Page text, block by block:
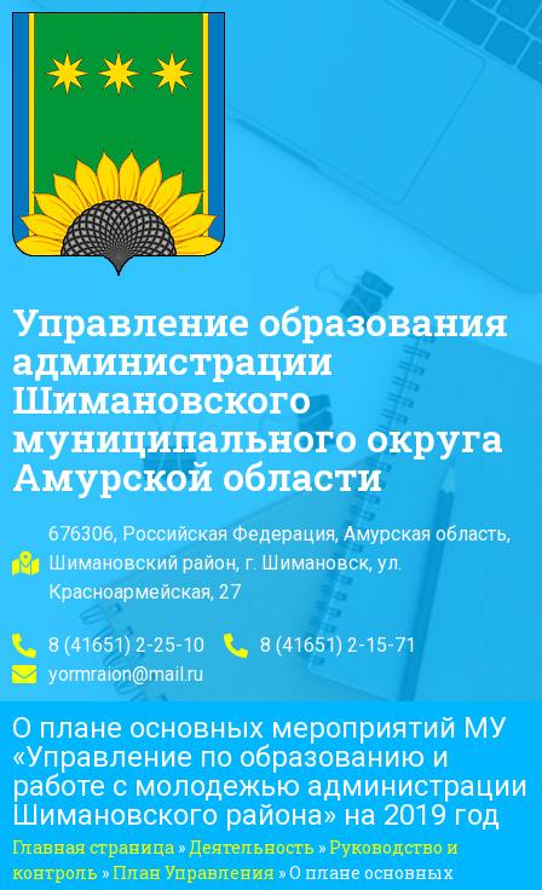
Управление образования
администрации
Шимановского
муниципального округа
Амурской области
676306, Российская Федерация, Амурская область,
Шимановский район, г. Шимановск, ул.
Красноармейская, 27
8 (41651) 2-25-10
8 (41651) 2-15-71
yormraion@mail.ru
О плане основных мероприятий МУ
«Управление по образованию и
работе с молодежью администрации
Шимановского района» на 2019 год
Главная страница »Деятельность » Руководство и
контроль » План Управления »О плане основных